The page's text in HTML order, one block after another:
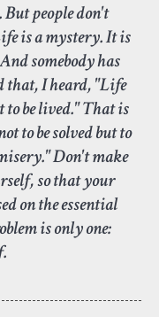
But people don't
is a mystery. It is
somebody has
that, I heard, "Life
to be lived." That is
to be solved but to
Don't make
so that your
on the essential
is only one: